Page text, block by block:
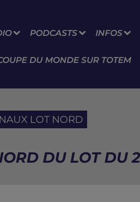
PODCASTS INFOS
DU MONDE SUR TOTEM
LOT NORD
DU LOT DU